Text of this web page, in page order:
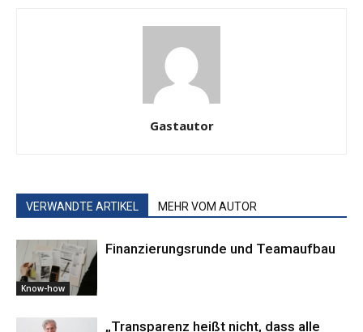
Gastautor
VERWANDTE ARTIKEL MEHR VOM AUTOR
Know-how
Finanzierungsrunde und Teamaufbau
„Transparenz heißt nicht, dass alle